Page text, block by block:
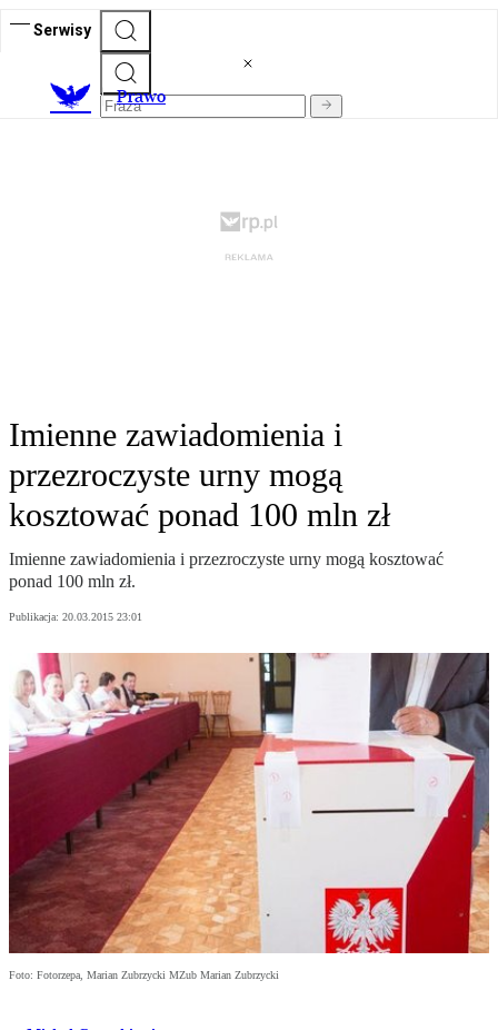
Serwisy
Prawo
Imienne zawiadomienia i
przezroczyste urny mogą
kosztować ponad 100 mln zł
Imienne zawiadomienia i przezroczyste urny mogą kosztować
ponad 100 mln zł.
Publikacja: 20.03.2015 23:01
Foto: Fotorzepa, Marian Zubrzycki MZub Marian Zubrzycki